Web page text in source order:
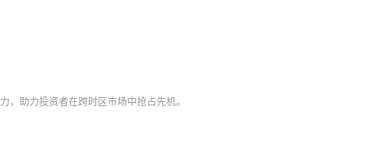
助力投资者在跨时区市场中抢占先机。